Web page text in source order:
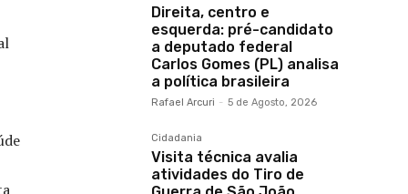
Direita, centro e
esquerda: pré-candidato
a deputado federal
Carlos Gomes (PL) analisa
a política brasileira
Rafael Arcuri - 5 de Agosto, 2026
Cidadania
Visita técnica avalia
atividades do Tiro de